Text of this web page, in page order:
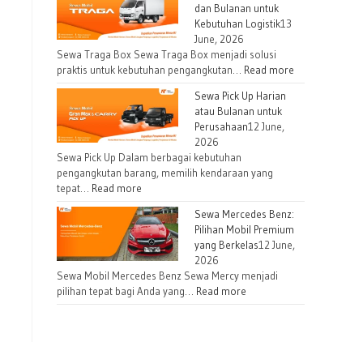
dan Bulanan untuk
Kebutuhan Logistik13
June, 2026
Sewa Traga Box Sewa Traga Box menjadi solusi
praktis untuk kebutuhan pengangkutan… Read more
Sewa Pick Up Harian
atau Bulanan untuk
Perusahaan12 June,
2026
Sewa Pick Up Dalam berbagai kebutuhan
pengangkutan barang, memilih kendaraan yang
tepat… Read more
Sewa Mercedes Benz:
Pilihan Mobil Premium
yang Berkelas12 June,
2026
Sewa Mobil Mercedes Benz Sewa Mercy menjadi
pilihan tepat bagi Anda yang… Read more